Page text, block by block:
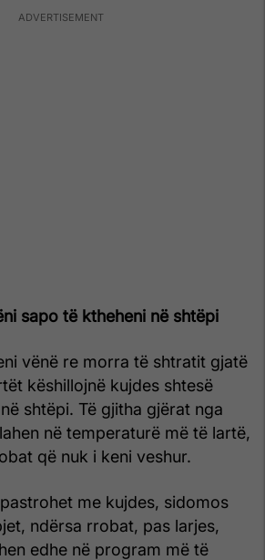
sapo të ktheheni në shtëpi
vënë re morra të shtratit gjatë
këshillojnë kujdes shtesë
shtëpi. Të gjitha gjërat nga
në temperaturë më të lartë,
që nuk i keni veshur.
me kujdes, sidomos
ndërsa rrobat, pas larjes,
edhe në program më të